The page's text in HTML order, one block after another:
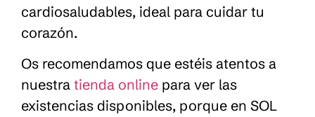
cardiosaludables, ideal para cuidar tu
corazón.
Os recomendamos que estéis atentos a
nuestra tienda online para ver las
existencias disponibles, porque en SOL